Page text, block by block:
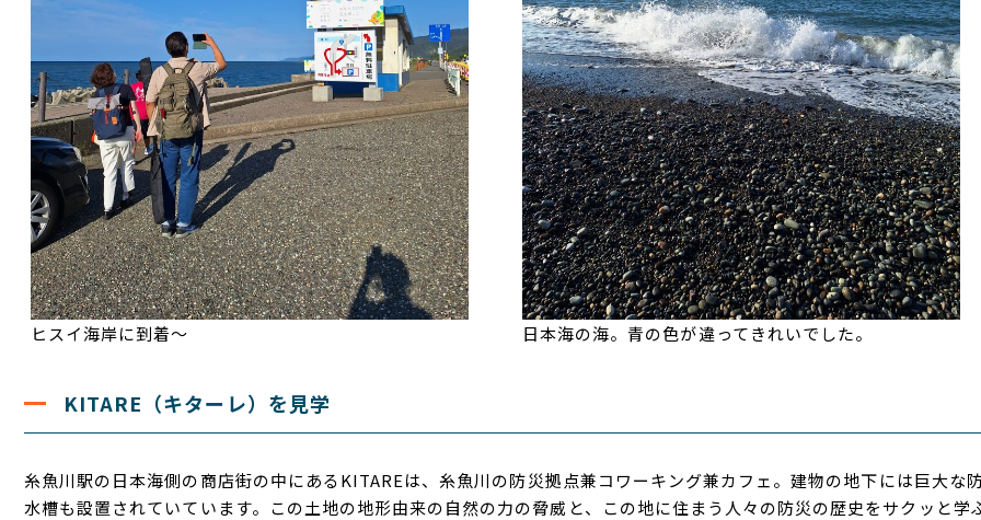
ヒスイ海岸に到着～ 日本海の海。青の色が違ってきれいでした。
KITARE（キターレ）を見学
糸魚川駅の日本海側の商店街の中にあるKITAREは、糸魚川の防災拠点兼コワーキング兼カフェ。建物の地下には巨大な
水槽も設置されていています。この土地の地形由来の自然の力の脅威と、この地に住まう人々の防災の歴史をサクッと学